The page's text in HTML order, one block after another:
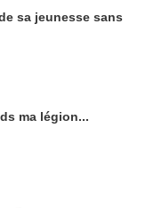
sa jeunesse sans
ma légion...